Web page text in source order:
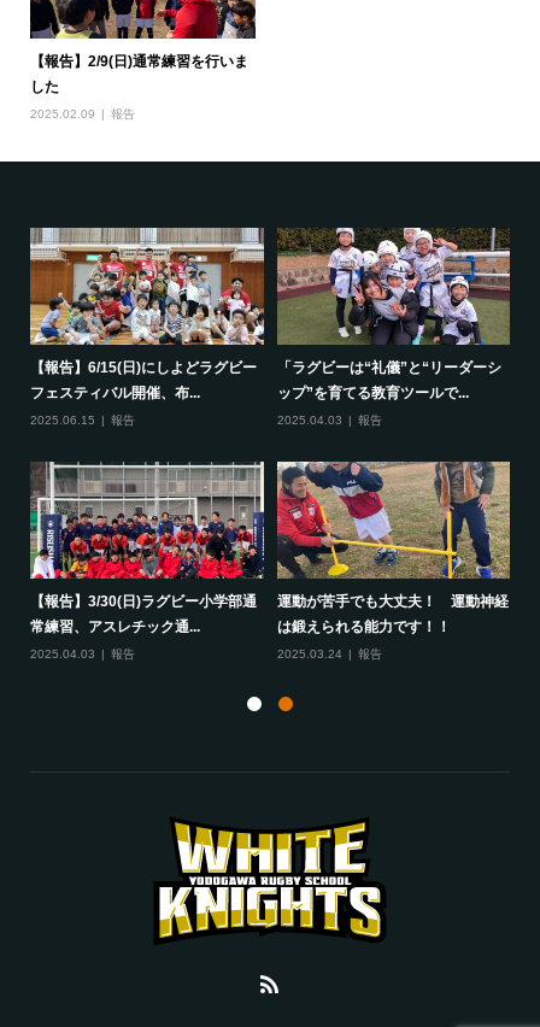
【報告】2/9(日)通常練習を行いま
した
2025.02.09 報告
【報告】6/15(日)にしよどラグビー
フェスティバル開催、布...
2025.06.15 報告
「ラグビーは“礼儀”と“リーダーシ
ップ”を育てる教育ツールで...
2025.04.03 報告
【報告】3/30(日)ラグビー小学部通
常練習、アスレチック通...
2025.04.03 報告
運動が苦手でも大丈夫！ 運動神経
は鍛えられる能力です！！
2025.03.24 報告